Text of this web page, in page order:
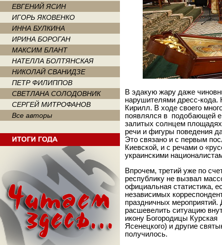
ЕВГЕНИЙ ЯСИН
ИГОРЬ ЯКОВЕНКО
ИННА БУЛКИНА
ИРИНА БОРОГАН
МАКСИМ БЛАНТ
НАТЕЛЛА БОЛТЯНСКАЯ
НИКОЛАЙ СВАНИДЗЕ
ПЕТР ФИЛИППОВ
СВЕТЛАНА СОЛОДОВНИК
СЕРГЕЙ МИТРОФАНОВ
Все авторы
В эдакую жару даже
нарушителями дресс-кода.
Кирилл. В ходе своего
появлялся в подобающей
залитых солнцем
речи и фигуры поведения
Это связано и с первым
Киевской, и с речами о
украинскими
Впрочем, третий уже по
республику не вызвал
официальная статистика,
независимых
праздничных мероприятий.
расшевелить ситуацию
икону Богородицы
Ясенецкого) и другие
получилось.